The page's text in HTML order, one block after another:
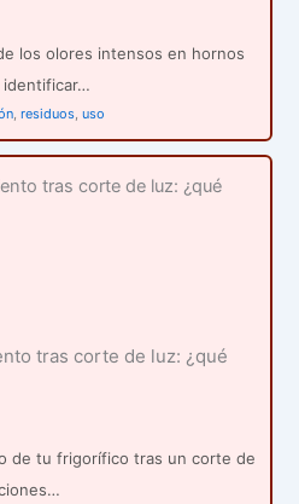
los olores intensos en hornos
identificar…
,residuos ,uso
tras corte de luz: ¿qué
de tu frigorífico tras un corte de